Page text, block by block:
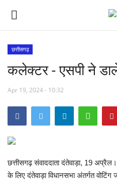
छत्तीसगढ़
मध्यप्रदेश
देश
अन्य देश
मनोरंजन
छत्तीसगढ़
कलेक्टर - एसपी ने
Apr 19, 2024 - 10:32
छत्तीसगढ़ संवाददाता दंतेवाड़ा, 19
के लिए दंतेवाड़ा विधानसभा अंतर्गत